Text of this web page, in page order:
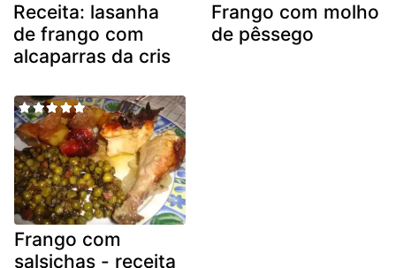
Receita: lasanha
de frango com
alcaparras da cris
Frango com molho
de pêssego
Frango com
salsichas - receita